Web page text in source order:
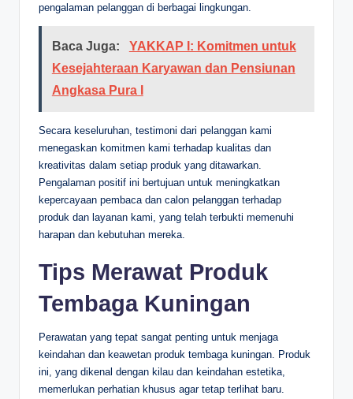
pengalaman pelanggan di berbagai lingkungan.
Baca Juga:
YAKKAP I: Komitmen untuk
Kesejahteraan Karyawan dan Pensiunan
Angkasa Pura I
Secara keseluruhan, testimoni dari pelanggan kami
menegaskan komitmen kami terhadap kualitas dan
kreativitas dalam setiap produk yang ditawarkan.
Pengalaman positif ini bertujuan untuk meningkatkan
kepercayaan pembaca dan calon pelanggan terhadap
produk dan layanan kami, yang telah terbukti memenuhi
harapan dan kebutuhan mereka.
Tips Merawat Produk
Tembaga Kuningan
Perawatan yang tepat sangat penting untuk menjaga
keindahan dan keawetan produk tembaga kuningan. Produk
ini, yang dikenal dengan kilau dan keindahan estetika,
memerlukan perhatian khusus agar tetap terlihat baru.